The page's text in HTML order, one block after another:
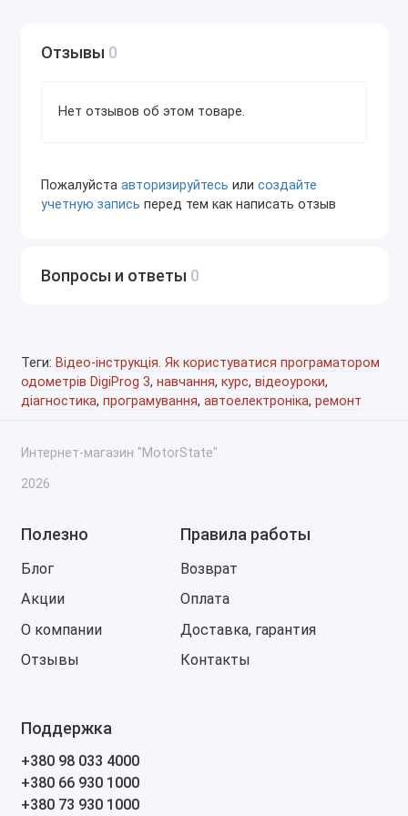
7. Моторолы
Подключение и чтение данных с
записи данных.
Как правильно подключать DigiProg 3 к CAS2 и
9. Работа с компьютером
Как подключить DigiProg 3 к компьютеру.
расширения возможностей устройства.
Дополнительные модификации и доработки
программатора для повышения
DigiProg 3.
Практические советы по модернизации
Полное понимание работы программатора
DigiProg 3.
Умение правильно подключать и использовать
Отзывы 0
Нет отзывов об этом товаре.
Пожалуйста авторизируйтесь или создайте
учетную запись перед тем как написать отзыв
Вопросы и ответы 0
Теги: Відео-інструкція. Як користуватися програматором
одометрів DigiProg 3, навчання, курс, відеоуроки,
діагностика, програмування, автоелектроніка, ремонт
Интернет-магазин "MotorState"
2026
Полезно
Блог
Акции
О компании
Отзывы
Правила работы
Возврат
Оплата
Доставка, гарантия
Контакты
Поддержка
+380 98 033 4000
+380 66 930 1000
+380 73 930 1000